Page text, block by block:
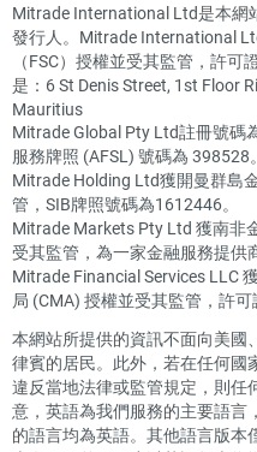
Mitrade International Ltd是本網
發行人。Mitrade International
（FSC）授權並受其監管，許
是：6 St Denis Street, 1st Floor
Mauritius
Mitrade Global Pty Ltd註冊號碼
服務牌照 (AFSL) 號碼為 398528。
Mitrade Holding Ltd獲開曼群島
管，SIB牌照號碼為1612446。
Mitrade Markets Pty Ltd 獲南非
受其監管，為一家金融服務提供
Mitrade Financial Services LLC
局 (CMA) 授權並受其監管，許可
本網站所提供的資訊不面向美國
律賓的居民。此外，若在任何國
違反當地法律或監管規定，則任
意，英語為我們服務的主要語言
的語言均為英語。其他語言版本